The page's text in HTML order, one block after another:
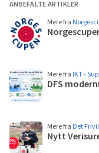
ANBEFALTE ARTIKLER
Mere fra
Mere fra IKT -
DFS
Mere fra Det
Nytt